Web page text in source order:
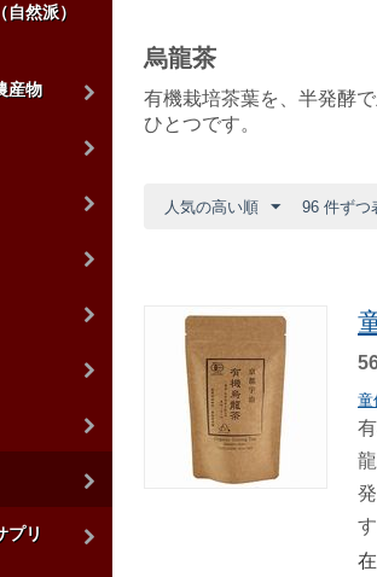
然派）
産物
プリ
烏龍茶
有機栽培茶葉を、半発酵
ひとつです。
人気の高い順 96 件ずつ
童